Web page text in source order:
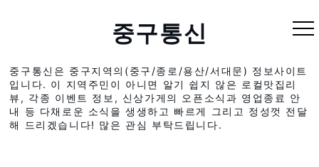
중구통신
중구통신은 중구지역의(중구/종로/용산/서대문) 정보사이트
입니다. 이 지역주민이 아니면 알기 쉽지 않은 로컬맛집리
뷰, 각종 이벤트 정보, 신상가게의 오픈소식과 영업종료 안
내 등 다채로운 소식을 생생하고 빠르게 그리고 정성껏 전달
해 드리겠습니다! 많은 관심 부탁드립니다.